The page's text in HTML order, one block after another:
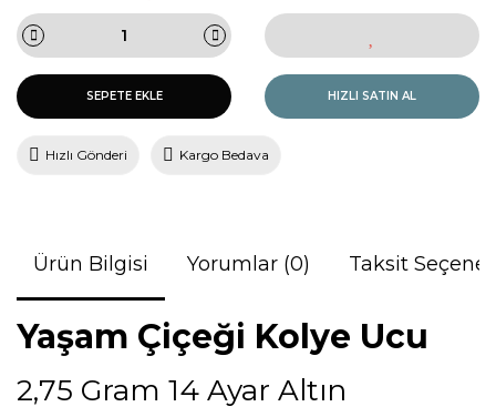
SEPETE EKLE HIZLI SATIN AL
Hızlı Gönderi Kargo Bedava
Ürün Bilgisi Yorumlar (0) Taksit
Yaşam Çiçeği Kolye Ucu
2,75 Gram 14 Ayar Altın